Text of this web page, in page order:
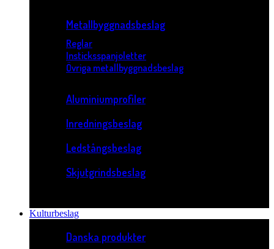
Metallbyggnadsbeslag
Reglar
Insticksspanjoletter
Övriga metallbyggnadsbeslag
Aluminiumprofiler
Inredningsbeslag
Ledstångsbeslag
Skjutgrindsbeslag
Kulturbeslag
Danska produkter